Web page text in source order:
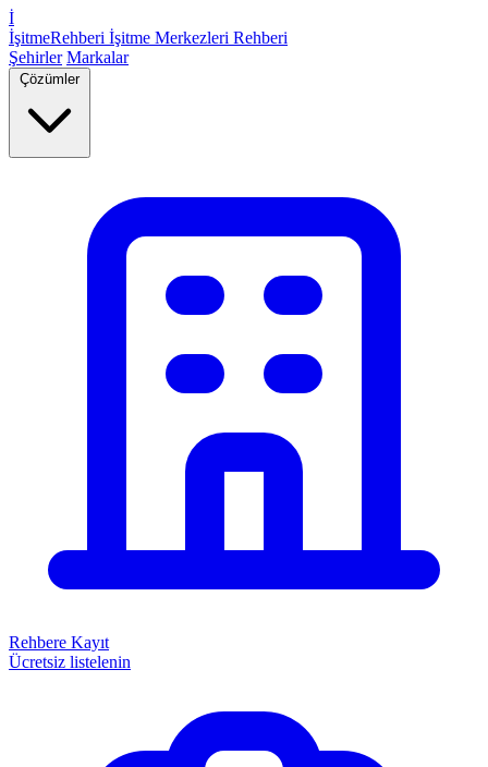
İ
İşitmeRehberi İşitme Merkezleri Rehberi
Şehirler Markalar
Çözümler
Rehbere Kayıt
Ücretsiz listelenin